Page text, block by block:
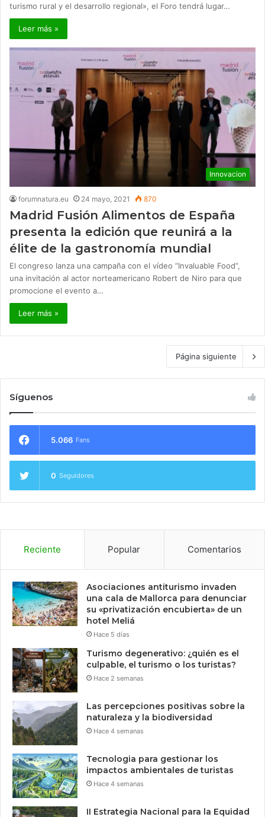
turismo rural y el desarrollo regional», el Foro tendrá lugar…
Leer más »
Innovacion
forumnatura.eu 24 mayo, 2021 870
Madrid Fusión Alimentos de España
presenta la edición que reunirá a la
élite de la gastronomía mundial
El congreso lanza una campaña con el vídeo “Invaluable Food”,
una invitación al actor norteamericano Robert de Niro para que
promocione el evento a…
Leer más »
Página siguiente
Síguenos
5.066 Fans
0 Seguidores
Reciente Popular Comentarios
Asociaciones antiturismo invaden
una cala de Mallorca para denunciar
su «privatización encubierta» de un
hotel Meliá
Hace 5 días
Turismo degenerativo: ¿quién es el
culpable, el turismo o los turistas?
Hace 2 semanas
Las percepciones positivas sobre la
naturaleza y la biodiversidad
Hace 4 semanas
Tecnologia para gestionar los
impactos ambientales de turistas
Hace 4 semanas
II Estrategia Nacional para la Equidad